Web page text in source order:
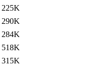
225K
290K
284K
518K
315K